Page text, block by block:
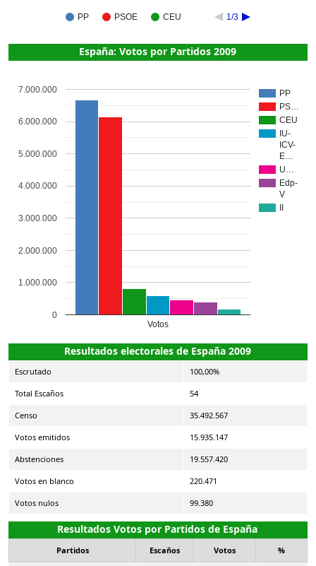
PP PSOE CEU 1/3
España: Votos por Partidos 2009
PP
PS…
CEU
IU-
ICV-
E…
U…
Edp-
V
Votos
0
1.000.000
2.000.000
3.000.000
4.000.000
5.000.000
6.000.000
7.000.000
Resultados electorales de España 2009
Escrutado 100,00%
Total Escaños 54
Censo 35.492.567
Votos emitidos 15.935.147
Abstenciones 19.557.420
Votos en blanco 220.471
Votos nulos 99.380
Resultados Votos por Partidos de España
Partidos Escaños Votos %